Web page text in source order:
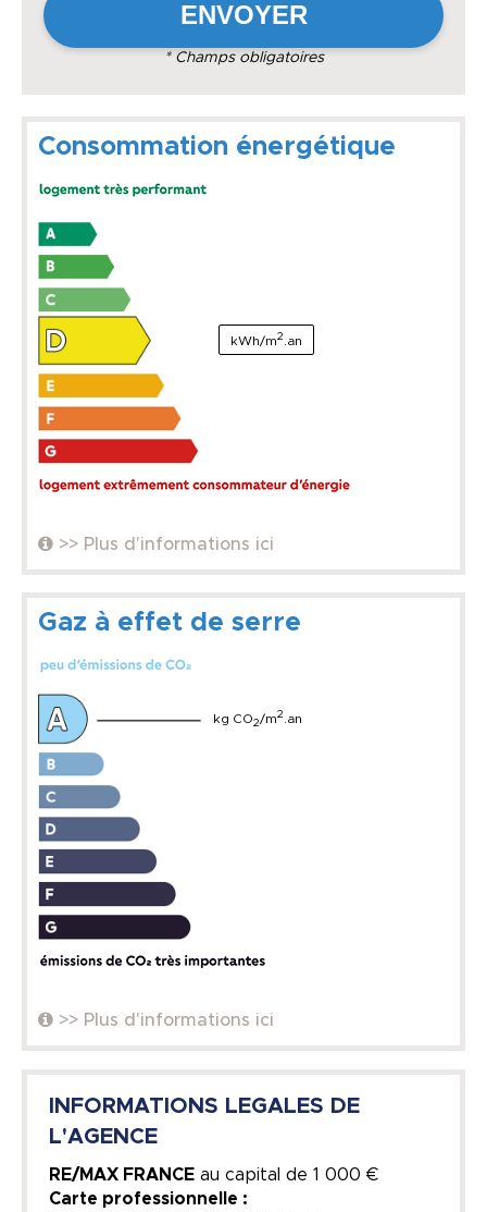
* Champs obligatoires
Consommation énergétique
kWh/m2 .an
>> Plus d'informations ici
Gaz à effet de serre
kg CO2/m2 .an
>> Plus d'informations ici
INFORMATIONS LEGALES DE
L'AGENCE
RE/MAX FRANCE au capital de 1 000 €
Carte professionnelle :